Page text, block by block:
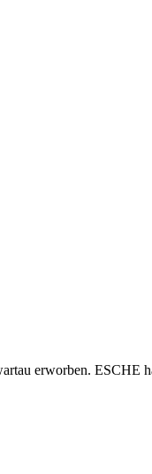
erworben. ESCHE